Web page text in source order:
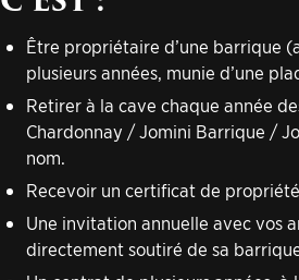
Être propriétaire d’une barrique
plusieurs années, munie d’une
Retirer à la cave chaque année
Chardonnay / Jomini Barrique /
nom.
Recevoir un certificat de
Une invitation annuelle avec vos
directement soutiré de sa